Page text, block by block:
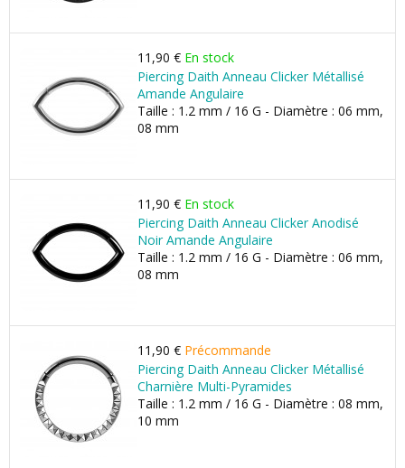
11,90 € En stock
Piercing Daith Anneau Clicker Métallisé
Amande Angulaire
Taille : 1.2 mm / 16 G - Diamètre : 06 mm,
08 mm
11,90 € En stock
Piercing Daith Anneau Clicker Anodisé
Noir Amande Angulaire
Taille : 1.2 mm / 16 G - Diamètre : 06 mm,
08 mm
11,90 € Précommande
Piercing Daith Anneau Clicker Métallisé
Charnière Multi-Pyramides
Taille : 1.2 mm / 16 G - Diamètre : 08 mm,
10 mm